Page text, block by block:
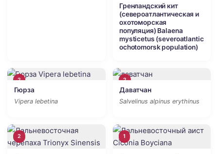
Гренландский кит
(североатлантическая и
охотоморская
популяция) Balaena
mysticetus (severoatlantic
ochotomorsk population)
2
Гюрза
Vipera lebetina
2
Даватчан
Salvelinus alpinus erythinus
2 1